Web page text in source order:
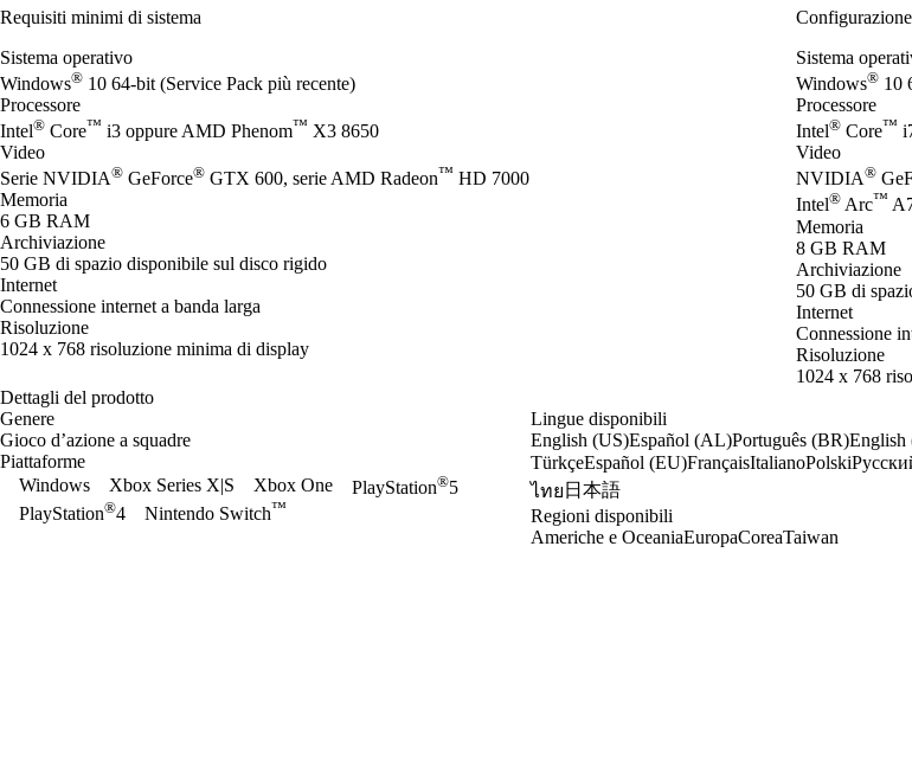
Requisiti minimi di sistema
Sistema operativo
Windows® 10 64-bit (Service Pack più recente)
Processore
Intel® Core™ i3 oppure AMD Phenom™ X3 8650
Video
Serie NVIDIA® GeForce® GTX 600, serie AMD Radeon™ HD 7000
Memoria
6 GB RAM
Archiviazione
50 GB di spazio disponibile sul disco rigido
Internet
Connessione internet a banda larga
Risoluzione
1024 x 768 risoluzione minima di display
Sistema
Windows® 10
Processore
Intel® Core™
Video
NVIDIA®
Intel® Arc™
Memoria
8 GB RAM
Archiviazione
50 GB di
Internet
Connessione
Risoluzione
1024 x 768
Dettagli del prodotto
Genere
Gioco d’azione a squadre
Piattaforme
Windows
Xbox Series X|S Xbox One PlayStation®5
PlayStation®4 Nintendo Switch™
Lingue disponibili
English (US)Español (AL)Português (BR)English
TürkçeEspañol (EU)FrançaisItalianoPolski
ไทย 日本語
Regioni disponibili
Americhe e OceaniaEuropaCoreaTaiwan